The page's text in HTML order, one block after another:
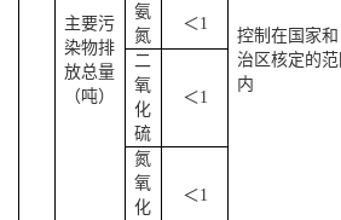
主要污
染物排
放总量
（吨）
控制在国家和
治区核定的范
内
氨
氮
＜1
二
氧
化
硫
＜1
氮
氧
化
＜1